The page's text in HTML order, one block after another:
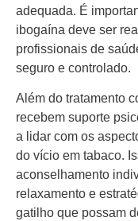
adequada. É
ibogaína deve ser
profissionais de
seguro e controlado.
Além do tratamento
recebem suporte
a lidar com os
do vício em tabaco.
aconselhamento
relaxamento e
gatilho que possam